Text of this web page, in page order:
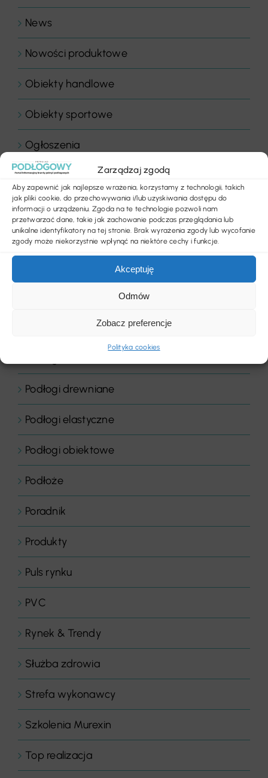
Zarządzaj zgodą
Aby zapewnić jak najlepsze wrażenia, korzystamy z technologii, takich
jak pliki cookie, do przechowywania i/lub uzyskiwania dostępu do
informacji o urządzeniu. Zgoda na te technologie pozwoli nam
przetwarzać dane, takie jak zachowanie podczas przeglądania lub
unikalne identyfikatory na tej stronie. Brak wyrażenia zgody lub wycofanie
zgody może niekorzystnie wpłynąć na niektóre cechy i funkcje.
Akceptuję
Odmów
Zobacz preferencje
Polityka cookies
News
Nowości produktowe
Obiekty handlowe
Obiekty sportowe
Ogłoszenia
Panele drewniane
Parkiety
Placówki edukacyjne
Podłogi drewniane
Podłogi elastyczne
Podłogi obiektowe
Podłoże
Poradnik
Produkty
Puls rynku
PVC
Rynek & Trendy
Służba zdrowia
Strefa wykonawcy
Szkolenia Murexin
Top realizacja